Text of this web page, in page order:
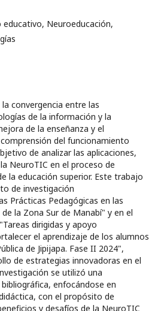
educativo, Neuroeducación,
convergencia entre las
de la información y la
de la enseñanza y el
del funcionamiento
de analizar las aplicaciones,
NeuroTIC en el proceso de
la educación superior. Este trabajo
de investigación
Prácticas Pedagógicas en las
la Zona Sur de Manabí" y en el
dirigidas y apoyo
el aprendizaje de los alumnos
de Jipijapa. Fase II 2024",
de estrategias innovadoras en el
se utilizó una
enfocándose en
con el propósito de
y desafíos de la NeuroTIC